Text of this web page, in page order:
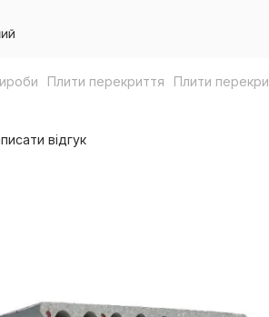
Плити перекриття Плити
відгук